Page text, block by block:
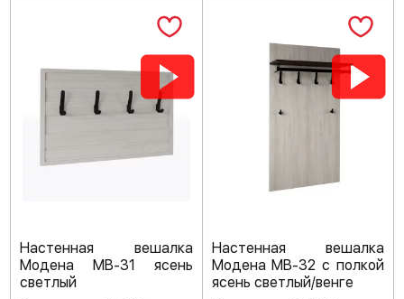
Настенная вешалка
Модена МВ-31 ясень
светлый
Настенная вешалка
Модена МВ-32 с полкой
ясень светлый/венге